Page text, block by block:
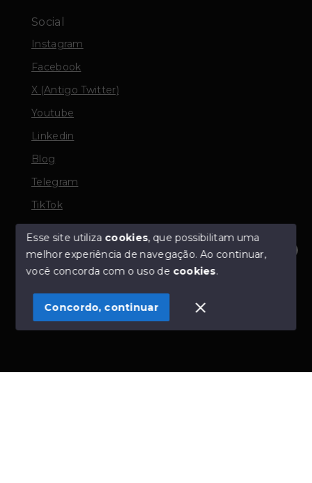
Olá! Estamos disponíveis para te ajudar.
Social
Instagram
Facebook
X (Antigo Twitter)
Youtube
Linkedin
Blog
Telegram
TikTok
© Copyright 2026 - TORQUATO ∴ Corretor de Imóveis
- CRECI 42643f | 136.004f Perito Avaliador CNAI 37357
SITE PARA IMOBILIARIA
Esse site utiliza cookies, que possibilitam uma
melhor experiência de navegação.Ao continuar,
você concorda com o uso de cookies.
Concordo, continuar